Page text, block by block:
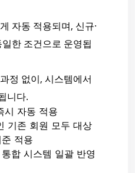
자동 적용되며, 신규·
한 조건으로 운영됩
정 없이, 시스템에서
니다.
시 자동 적용
기존 회원 모두 대상
적용
합 시스템 일괄 반영